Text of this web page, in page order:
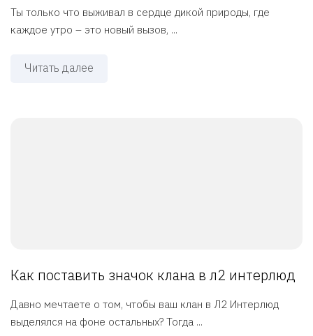
Ты только что выживал в сердце дикой природы, где
каждое утро – это новый вызов, ...
Читать далее
Как поставить значок клана в л2 интерлюд
Давно мечтаете о том, чтобы ваш клан в Л2 Интерлюд
выделялся на фоне остальных? Тогда ...